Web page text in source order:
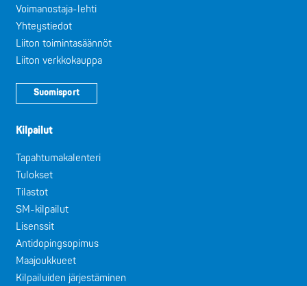
Voimanostaja-lehti
Yhteystiedot
Liiton toimintasäännöt
Liiton verkkokauppa
Suomisport
Kilpailut
Tapahtumakalenteri
Tulokset
Tilastot
SM-kilpailut
Lisenssit
Antidopingsopimus
Maajoukkueet
Kilpailuiden järjestäminen